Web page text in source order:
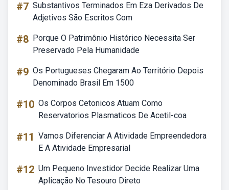
#7 Substantivos Terminados Em Eza Derivados De
Adjetivos São Escritos Com
#8 Porque O Patrimônio Histórico Necessita Ser
Preservado Pela Humanidade
#9 Os Portugueses Chegaram Ao Território Depois
Denominado Brasil Em 1500
#10 Os Corpos Cetonicos Atuam Como
Reservatorios Plasmaticos De Acetil-coa
#11 Vamos Diferenciar A Atividade Empreendedora
E A Atividade Empresarial
#12 Um Pequeno Investidor Decide Realizar Uma
Aplicação No Tesouro Direto